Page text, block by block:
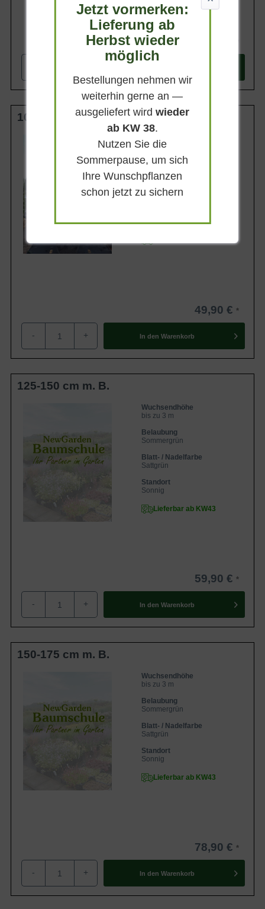
100-125 cm m. B.
Wuchsendhöhe
bis zu 3 m
Belaubung
Sommergrün
Blatt- / Nadelfarbe
Sattgrün
Sonnig
49,90 €
- + In den Warenkorb
125-150 cm m. B.
Wuchsendhöhe
bis zu 3 m
Belaubung
Sommergrün
Blatt- / Nadelfarbe
Sattgrün
Standort
Sonnig
Lieferbar ab KW43
59,90 €
- + In den Warenkorb
150-175 cm m. B.
Wuchsendhöhe
bis zu 3 m
Belaubung
Sommergrün
Blatt- / Nadelfarbe
Sattgrün
Standort
Sonnig
Lieferbar ab KW43
78,90 €
- + In den Warenkorb
Jetzt vormerken:
Lieferung ab
Herbst wieder
möglich
Bestellungen nehmen wir
weiterhin gerne an —
ausgeliefert wirdwieder
ab KW 38.
Nutzen Sie die
Sommerpause, um sich
Ihre Wunschpflanzen
schon jetzt zu sichern